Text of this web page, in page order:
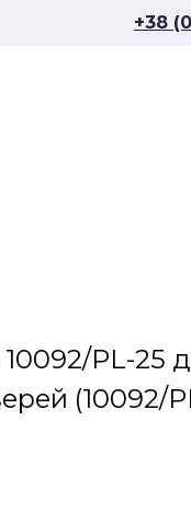
+38
PL-25
(10092/